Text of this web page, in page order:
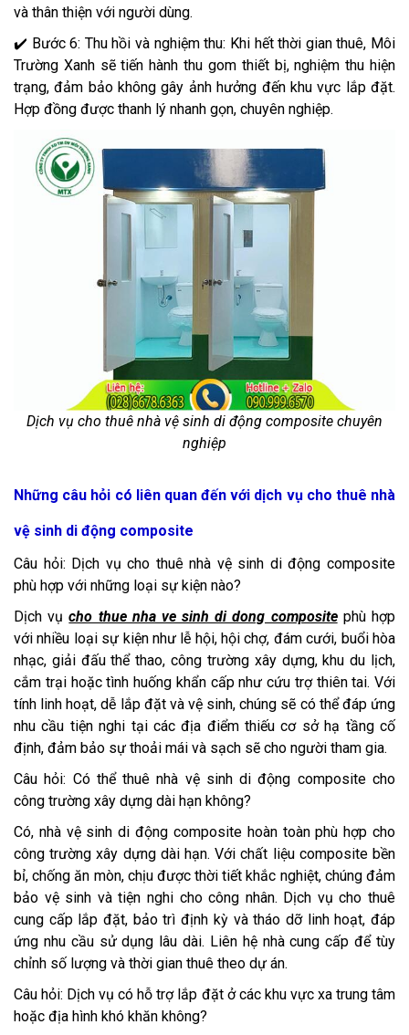
và thân thiện với người dùng.
✔️ Bước 6: Thu hồi và nghiệm thu: Khi hết thời gian thuê, Môi
Trường Xanh sẽ tiến hành thu gom thiết bị, nghiệm thu hiện
trạng, đảm bảo không gây ảnh hưởng đến khu vực lắp đặt.
Hợp đồng được thanh lý nhanh gọn, chuyên nghiệp.
Dịch vụ cho thuê nhà vệ sinh di động composite chuyên
nghiệp
Những câu hỏi có liên quan đến với dịch vụ cho thuê nhà
vệ sinh di động composite
Câu hỏi: Dịch vụ cho thuê nhà vệ sinh di động composite
phù hợp với những loại sự kiện nào?
Dịch vụcho thue nha ve sinh di dong compositephù hợp
với nhiều loại sự kiện như lễ hội, hội chợ, đám cưới, buổi hòa
nhạc, giải đấu thể thao, công trường xây dựng, khu du lịch,
cắm trại hoặc tình huống khẩn cấp như cứu trợ thiên tai. Với
tính linh hoạt, dễ lắp đặt và vệ sinh, chúng sẽ có thể đáp ứng
nhu cầu tiện nghi tại các địa điểm thiếu cơ sở hạ tầng cố
định, đảm bảo sự thoải mái và sạch sẽ cho người tham gia.
Câu hỏi: Có thể thuê nhà vệ sinh di động composite cho
công trường xây dựng dài hạn không?
Có, nhà vệ sinh di động composite hoàn toàn phù hợp cho
công trường xây dựng dài hạn. Với chất liệu composite bền
bỉ, chống ăn mòn, chịu được thời tiết khắc nghiệt, chúng đảm
bảo vệ sinh và tiện nghi cho công nhân. Dịch vụ cho thuê
cung cấp lắp đặt, bảo trì định kỳ và tháo dỡ linh hoạt, đáp
ứng nhu cầu sử dụng lâu dài. Liên hệ nhà cung cấp để tùy
chỉnh số lượng và thời gian thuê theo dự án.
Câu hỏi: Dịch vụ có hỗ trợ lắp đặt ở các khu vực xa trung tâm
hoặc địa hình khó khăn không?